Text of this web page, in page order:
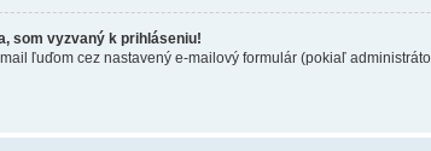
som vyzvaný k prihláseniu!
ľuďom cez nastavený e-mailový formulár (pokiaľ